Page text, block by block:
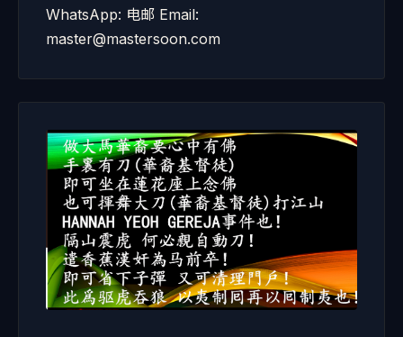
WhatsApp: 电邮 Email:
master@mastersoon.com